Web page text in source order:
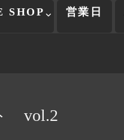
SHOP 営業日
vol.2